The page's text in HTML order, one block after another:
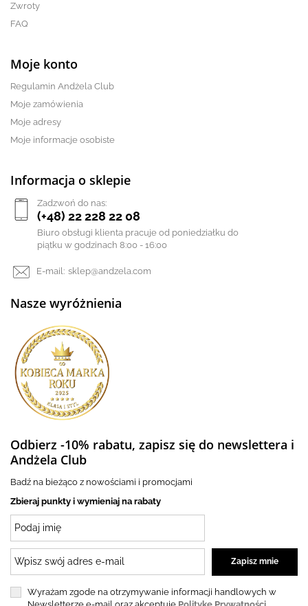
Zwroty
FAQ
Moje konto
Regulamin Andżela Club
Moje zamówienia
Moje adresy
Moje informacje osobiste
Informacja o sklepie
Zadzwoń do nas:
(+48) 22 228 22 08
Biuro obsługi klienta pracuje od poniedziałku do
piątku w godzinach 8:00 - 16:00
E-mail: sklep@andzela.com
Nasze wyróżnienia
Odbierz -10% rabatu, zapisz się do newslettera i
Andżela Club
Badź na bieżąco z nowościami i promocjami
Zbieraj punkty i wymieniaj na rabaty
Wyrażam zgode na otrzymywanie informacji handlowych w